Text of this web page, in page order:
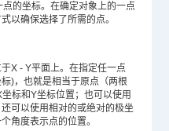
的坐标。在确定对象上的一点
以确保选择了所需的点。
X - Y平面上。在指定任一点
)，也就是相当于原点（两根
标和Y坐标位置；也可以使用
可以使用相对的或绝对的极坐
角度表示点的位置。